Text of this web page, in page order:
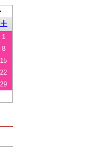
土
1
8
15
22
29